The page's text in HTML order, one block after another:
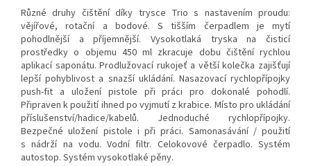
Různé druhy čištění díky trysce Trio s nastavením proudu:
vějířové, rotační a bodové. S tišším čerpadlem je mytí
pohodlnější a příjemnější. Vysokotlaká tryska na čisticí
prostředky o objemu 450 ml zkracuje dobu čištění rychlou
aplikací saponátu. Prodlužovací rukojeť a větší kolečka zajišťují
lepší pohyblivost a snazší ukládání. Nasazovací rychlopřípojky
push-fit a uložení pistole při práci pro dokonalé pohodlí.
Připraven k použití ihned po vyjmutí z krabice. Místo pro ukládání
příslušenství/hadice/kabelů. Jednoduché rychlopřípojky.
Bezpečné uložení pistole i při práci. Samonasávání / použití
s nádrží na vodu. Vodní filtr. Celokovové čerpadlo. Systém
autostop. Systém vysokotlaké pěny.